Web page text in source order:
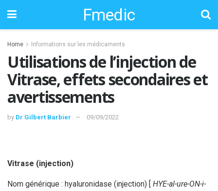
Fmedic
Home Informations sur les médicaments
Utilisations de l’injection de
Vitrase, effets secondaires et
avertissements
by Dr Gilbert Barbier 09/09/2022
Vitrase (injection)
Nom générique : hyaluronidase (injection) [ HYE-al-ure-ON-i-